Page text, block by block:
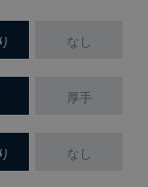
なし
厚手
なし